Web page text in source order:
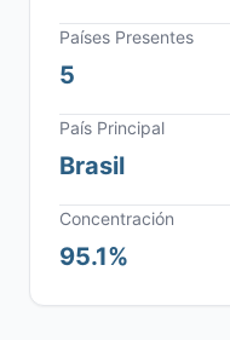
Países Presentes
5
País Principal
Brasil
Concentración
95.1%